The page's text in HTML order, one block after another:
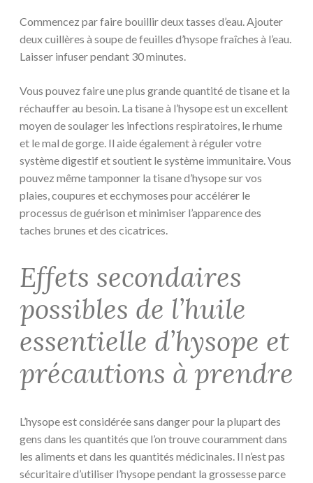
Commencez par faire bouillir deux tasses d’eau. Ajouter
deux cuillères à soupe de feuilles d’hysope fraîches à l’eau.
Laisser infuser pendant 30 minutes.
Vous pouvez faire une plus grande quantité de tisane et la
réchauffer au besoin. La tisane à l’hysope est un excellent
moyen de soulager les infections respiratoires, le rhume
et le mal de gorge. Il aide également à réguler votre
système digestif et soutient le système immunitaire. Vous
pouvez même tamponner la tisane d’hysope sur vos
plaies, coupures et ecchymoses pour accélérer le
processus de guérison et minimiser l’apparence des
taches brunes et des cicatrices.
Effets secondaires
possibles de l’huile
essentielle d’hysope et
précautions à prendre
L’hysope est considérée sans danger pour la plupart des
gens dans les quantités que l’on trouve couramment dans
les aliments et dans les quantités médicinales. Il n’est pas
sécuritaire d’utiliser l’hysope pendant la grossesse parce